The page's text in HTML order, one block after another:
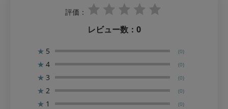
評価：
レビュー数： 0
★ 5 (0)
★ 4 (0)
★ 3 (0)
★ 2 (0)
★ 1 (0)